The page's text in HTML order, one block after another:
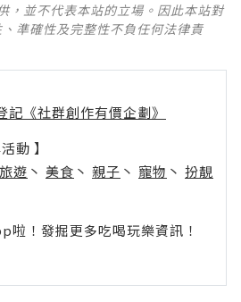
，並不代表本站的立場。因此本站對
準確性及完整性不負任何法律責
記《社群創作有價企劃》
動 】
旅遊 丶 美食 丶 親子 丶 寵物 丶 扮靚
！發掘更多吃喝玩樂資訊！